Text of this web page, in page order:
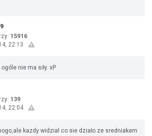
15916
22:13
nie ma siły. xP
139
22:04
kazdy widzial co sie działo ze sredniakem